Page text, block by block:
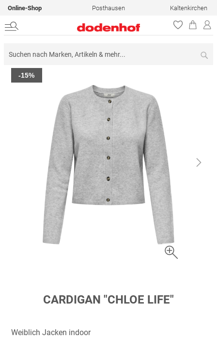
Online-Shop Posthausen Kaltenkirchen
Zum
Ende
-15%
springen
CARDIGAN "CHLOE LIFE"
Weiblich Jacken indoor